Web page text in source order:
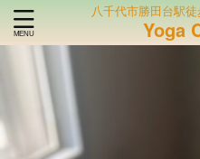
八千代市勝田台駅
Yoga